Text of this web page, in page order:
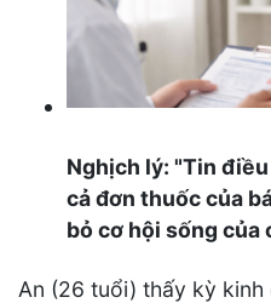
Nghịch lý: "Tin
cả đơn thuốc của
bỏ cơ hội sống của
An (26 tuổi) thấy kỳ